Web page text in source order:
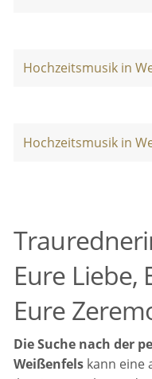
Hochzeitsmusik in
Hochzeitsmusik in
Eure Liebe,
Eure
Die Suche nach der
Weißenfels kann eine